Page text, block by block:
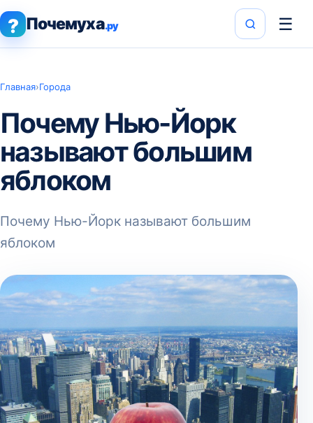
? Почемуха.ру ☰
Главная›Города
Почему Нью-Йорк
называют большим
яблоком
Почему Нью-Йорк называют большим
яблоком